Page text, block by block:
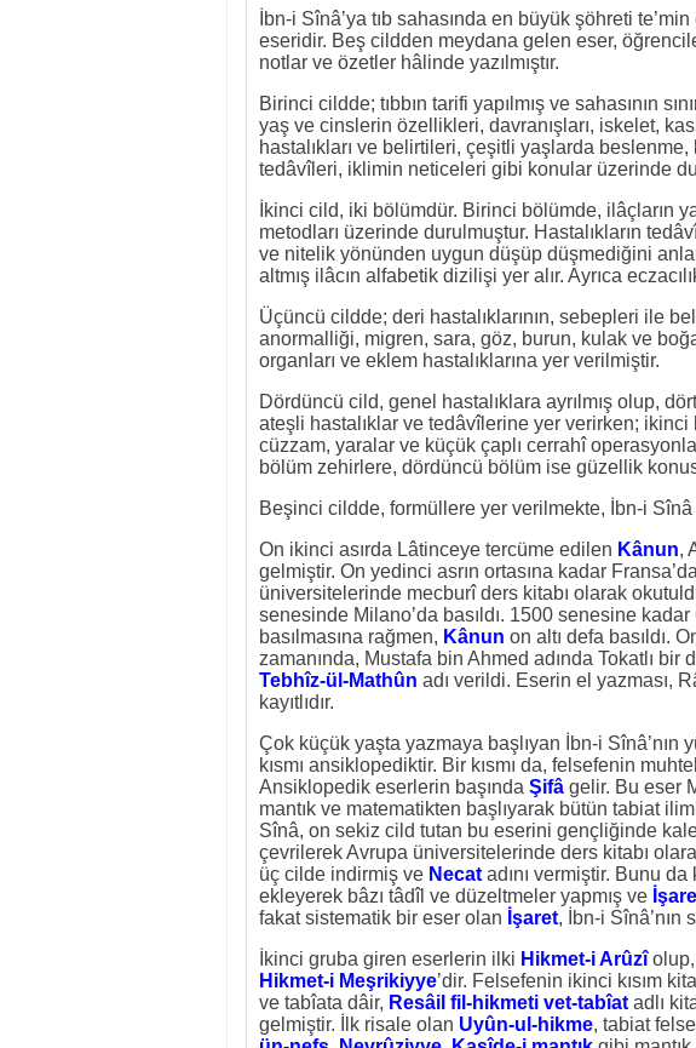
İbn-i Sînâ’ya tıb sahasında en büyük şöhreti
eseridir. Beş cildden meydana gelen eser,
notlar ve özetler hâlinde yazılmıştır.
Birinci cildde; tıbbın tarifi yapılmış ve sahasının
yaş ve cinslerin özellikleri, davranışları, iskelet,
hastalıkları ve belirtileri, çeşitli yaşlarda
tedâvîleri, iklimin neticeleri gibi konular üzerinde
İkinci cild, iki bölümdür. Birinci bölümde, ilâçların
metodları üzerinde durulmuştur. Hastalıkların
ve nitelik yönünden uygun düşüp düşmediğini
altmış ilâcın alfabetik dizilişi yer alır. Ayrıca
Üçüncü cildde; deri hastalıklarının, sebepleri ile
anormalliği, migren, sara, göz, burun, kulak ve
organları ve eklem hastalıklarına yer verilmiştir.
Dördüncü cild, genel hastalıklara ayrılmış olup,
ateşli hastalıklar ve tedâvîlerine yer verirken; ikinci
cüzzam, yaralar ve küçük çaplı cerrahî
bölüm zehirlere, dördüncü bölüm ise güzellik
Beşinci cildde, formüllere yer verilmekte, İbn-i Sînâ
On ikinci asırda Lâtinceye tercüme edilen Kânun,
gelmiştir. On yedinci asrın ortasına kadar
üniversitelerinde mecburî ders kitabı olarak
senesinde Milano’da basıldı. 1500 senesine
basılmasına rağmen, Kânun on altı defa basıldı.
zamanında, Mustafa bin Ahmed adında Tokatlı
Tebhîz-ül-Mathûn adı verildi. Eserin el yazması,
kayıtlıdır.
Çok küçük yaşta yazmaya başlıyan İbn-i Sînâ’nın
kısmı ansiklopediktir. Bir kısmı da, felsefenin
Ansiklopedik eserlerin başında Şifâ gelir. Bu eser
mantık ve matematikten başlıyarak bütün tabiat
Sînâ, on sekiz cild tutan bu eserini gençliğinde
çevrilerek Avrupa üniversitelerinde ders kitabı
üç cilde indirmiş ve Necat adını vermiştir. Bunu
ekleyerek bâzı tâdîl ve düzeltmeler yapmış ve
fakat sistematik bir eser olan İşaret, İbn-i Sînâ’nın
İkinci gruba giren eserlerin ilki Hikmet-i Arûzîolup,
Hikmet-i Meşrikiyye’dir. Felsefenin ikinci kısım
ve tabîata dâir, Resâil fil-hikmeti vet-tabîat adlı
gelmiştir. İlk risale olan Uyûn-ul-hikme, tabiat